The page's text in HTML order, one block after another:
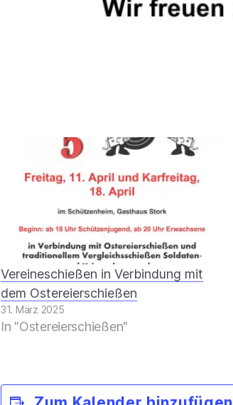
Vereineschießen in Verbindung mit
dem Ostereierschießen
31. März 2025
In "Ostereierschießen"